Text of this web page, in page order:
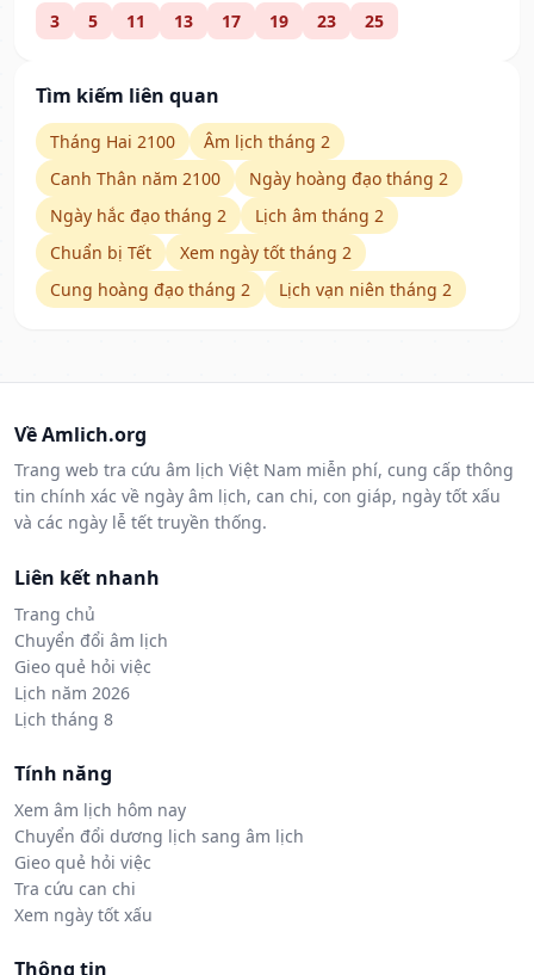
3 5 11 13 17 19 23 25
Tìm kiếm liên quan
Tháng Hai 2100
Âm lịch tháng 2
Canh Thân năm 2100
Ngày hoàng đạo tháng 2
Ngày hắc đạo tháng 2
Lịch âm tháng 2
Chuẩn bị Tết
Xem ngày tốt tháng 2
Cung hoàng đạo tháng 2
Lịch vạn niên tháng 2
Về Amlich.org
Trang web tra cứu âm lịch Việt Nam miễn phí, cung cấp thông
tin chính xác về ngày âm lịch, can chi, con giáp, ngày tốt xấu
và các ngày lễ tết truyền thống.
Liên kết nhanh
Trang chủ
Chuyển đổi âm lịch
Gieo quẻ hỏi việc
Lịch năm 2026
Lịch tháng 8
Tính năng
Xem âm lịch hôm nay
Chuyển đổi dương lịch sang âm lịch
Gieo quẻ hỏi việc
Tra cứu can chi
Xem ngày tốt xấu
Thông tin